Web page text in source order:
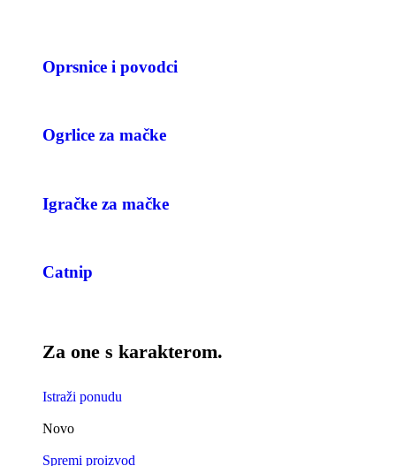
Oprsnice i povodci
Ogrlice za mačke
Igračke za mačke
Catnip
Za one s karakterom.
Istraži ponudu
Novo
Spremi proizvod